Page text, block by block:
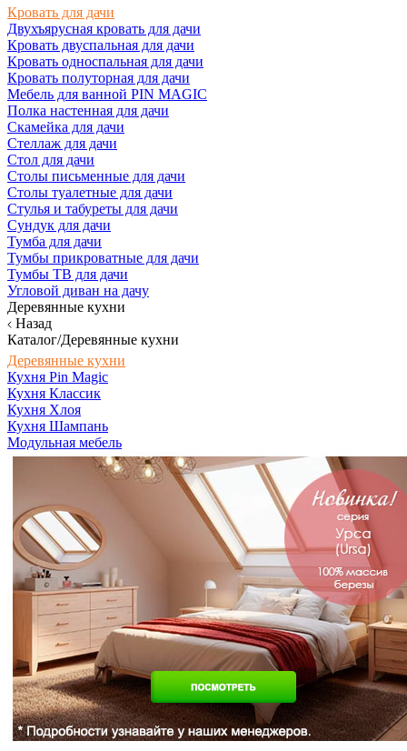
Кровать для дачи
Двухъярусная кровать для дачи
Кровать двуспальная для дачи
Кровать односпальная для дачи
Кровать полуторная для дачи
Мебель для ванной PIN MAGIC
Полка настенная для дачи
Скамейка для дачи
Стеллаж для дачи
Стол для дачи
Столы письменные для дачи
Столы туалетные для дачи
Стулья и табуреты для дачи
Сундук для дачи
Тумба для дачи
Тумбы прикроватные для дачи
Тумбы ТВ для дачи
Угловой диван на дачу
Деревянные кухни
Назад
Каталог/Деревянные кухни
Деревянные кухни
Кухня Pin Magic
Кухня Классик
Кухня Хлоя
Кухня Шампань
Модульная мебель